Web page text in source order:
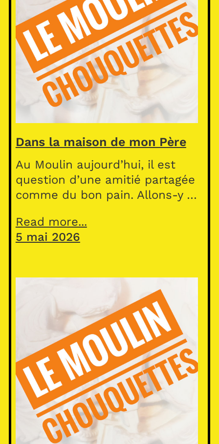
Dans la maison de mon Père
Au Moulin aujourd’hui, il est
question d’une amitié partagée
comme du bon pain. Allons-y …
Read more...
5 mai 2026